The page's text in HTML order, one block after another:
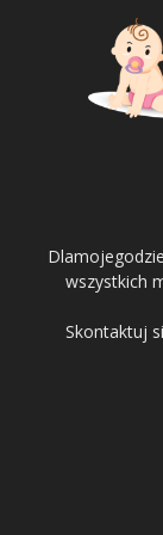
wszystkich
Skontaktuj